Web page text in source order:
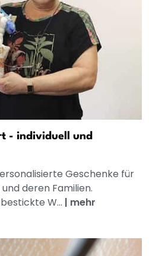
- individuell und
Geschenke für
deren Familien.
W... | mehr